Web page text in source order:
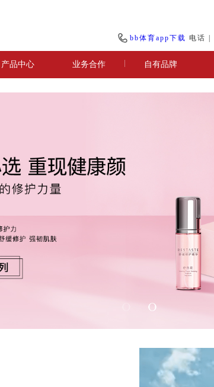
bb体育app下载 电话 |
产品中心 业务合作 自有品牌